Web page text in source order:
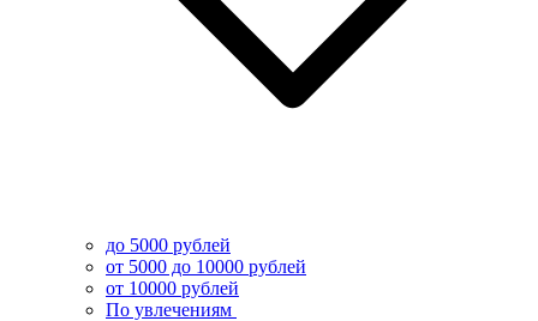
до 5000 рублей
от 5000 до 10000 рублей
от 10000 рублей
По увлечениям